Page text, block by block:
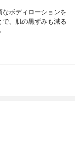
ボディローションを
、肌の黒ずみも減る